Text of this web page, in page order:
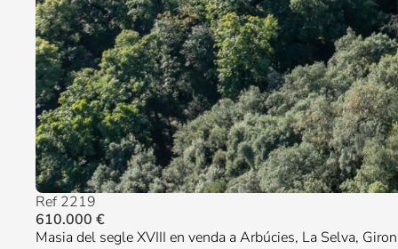
Ref 2219
610.000 €
Masia del segle XVIII en venda a Arbúcies, La Selva,